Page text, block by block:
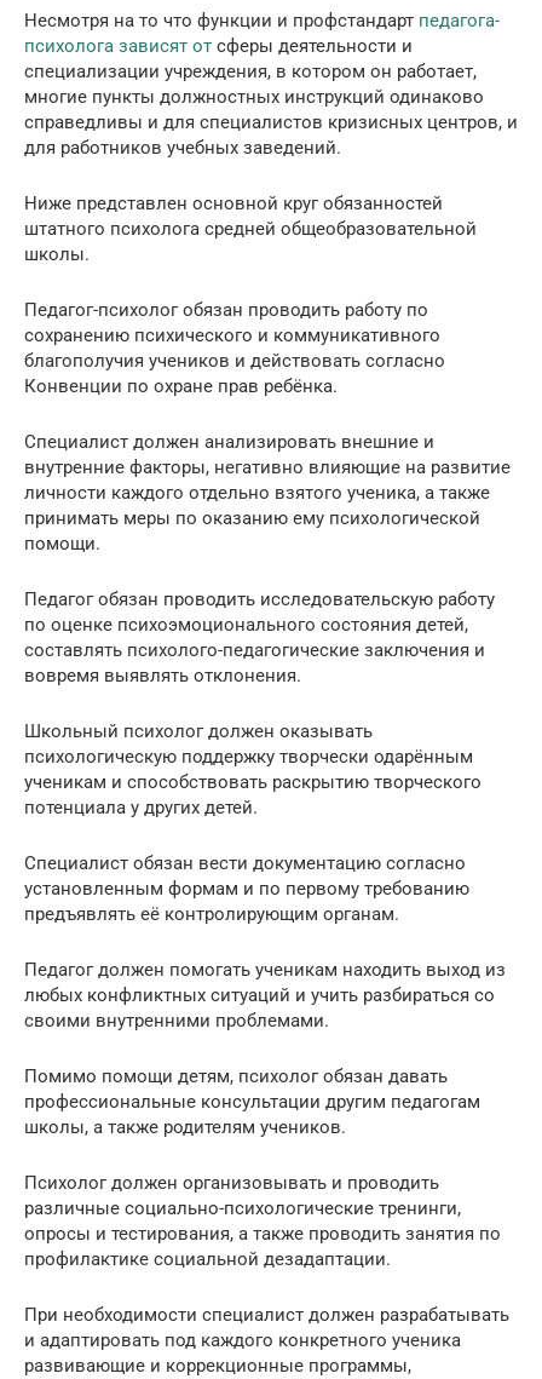
Несмотря на то что функции и профстандарт педагога-
психолога зависят от сферы деятельности и
специализации учреждения, в котором он работает,
многие пункты должностных инструкций одинаково
справедливы и для специалистов кризисных центров, и
для работников учебных заведений.
Ниже представлен основной круг обязанностей
штатного психолога средней общеобразовательной
школы.
Педагог-психолог обязан проводить работу по
сохранению психического и коммуникативного
благополучия учеников и действовать согласно
Конвенции по охране прав ребёнка.
Специалист должен анализировать внешние и
внутренние факторы, негативно влияющие на развитие
личности каждого отдельно взятого ученика, а также
принимать меры по оказанию ему психологической
помощи.
Педагог обязан проводить исследовательскую работу
по оценке психоэмоционального состояния детей,
составлять психолого-педагогические заключения и
вовремя выявлять отклонения.
Школьный психолог должен оказывать
психологическую поддержку творчески одарённым
ученикам и способствовать раскрытию творческого
потенциала у других детей.
Специалист обязан вести документацию согласно
установленным формам и по первому требованию
предъявлять её контролирующим органам.
Педагог должен помогать ученикам находить выход из
любых конфликтных ситуаций и учить разбираться со
своими внутренними проблемами.
Помимо помощи детям, психолог обязан давать
профессиональные консультации другим педагогам
школы, а также родителям учеников.
Психолог должен организовывать и проводить
различные социально-психологические тренинги,
опросы и тестирования, а также проводить занятия по
профилактике социальной дезадаптации.
При необходимости специалист должен разрабатывать
и адаптировать под каждого конкретного ученика
развивающие и коррекционные программы,